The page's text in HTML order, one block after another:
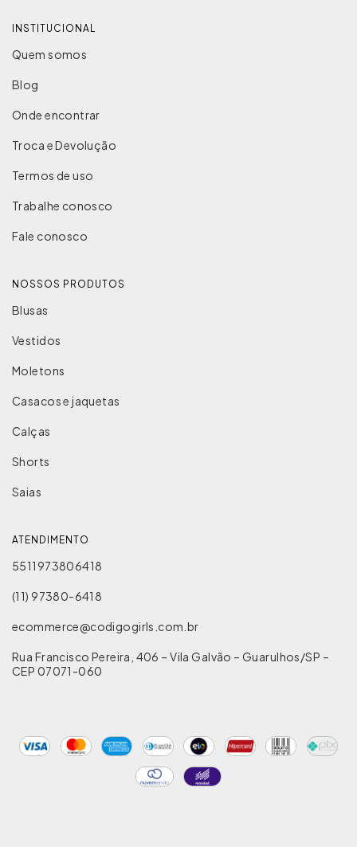
INSTITUCIONAL
Quem somos
Blog
Onde encontrar
Troca e Devolução
Termos de uso
Trabalhe conosco
Fale conosco
NOSSOS PRODUTOS
Blusas
Vestidos
Moletons
Casacos e jaquetas
Calças
Shorts
Saias
ATENDIMENTO
5511973806418
(11) 97380-6418
ecommerce@codigogirls.com.br
Rua Francisco Pereira, 406 – Vila Galvão – Guarulhos/SP –
CEP 07071-060